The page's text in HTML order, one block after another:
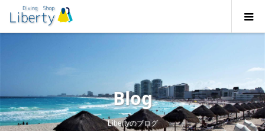
Blog
Libertyのブログ